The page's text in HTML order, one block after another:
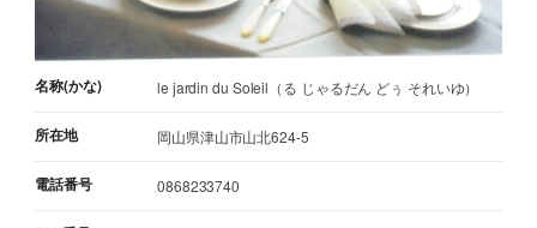
名称(かな) le jardin du Soleil（る じゃるだん どぅ それいゆ）
所在地 岡山県津山市山北624-5
電話番号 0868233740